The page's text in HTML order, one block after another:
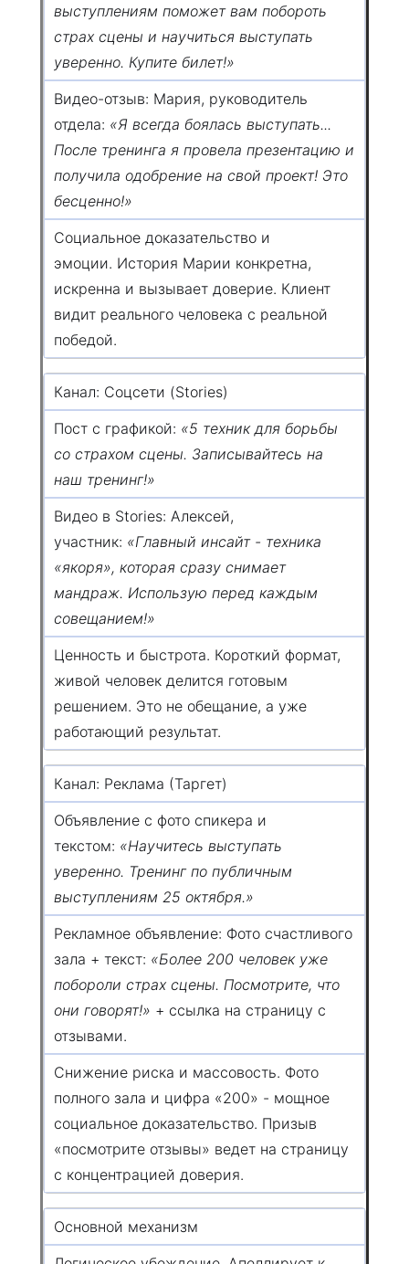
выступлениям поможет вам побороть
страх сцены и научиться выступать
уверенно. Купите билет!»
Видео-отзыв: Мария, руководитель
отдела: «Я всегда боялась выступать...
После тренинга я провела презентацию и
получила одобрение на свой проект! Это
бесценно!»
Социальное доказательство и
эмоции. История Марии конкретна,
искренна и вызывает доверие. Клиент
видит реального человека с реальной
победой.
Канал: Соцсети (Stories)
Пост с графикой: «5 техник для борьбы
со страхом сцены. Записывайтесь на
наш тренинг!»
Видео в Stories: Алексей,
участник: «Главный инсайт - техника
«якоря», которая сразу снимает
мандраж. Использую перед каждым
совещанием!»
Ценность и быстрота. Короткий формат,
живой человек делится готовым
решением. Это не обещание, а уже
работающий результат.
Канал: Реклама (Таргет)
Объявление с фото спикера и
текстом: «Научитесь выступать
уверенно. Тренинг по публичным
выступлениям 25 октября.»
Рекламное объявление: Фото счастливого
зала + текст: «Более 200 человек уже
побороли страх сцены. Посмотрите, что
они говорят!» + ссылка на страницу с
отзывами.
Снижение риска и массовость. Фото
полного зала и цифра «200» - мощное
социальное доказательство. Призыв
«посмотрите отзывы» ведет на страницу
с концентрацией доверия.
Основной механизм